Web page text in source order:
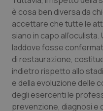
Tumore ovarico
Tumori del
Tumori
Ulcera & Reflusso
Vaccini
è cosa ben diversa da
accettare che tutte le
siano in capo
laddove fosse
di restaurazione,
indietro rispetto allo
e della evoluzione delle
degli esercenti le
prevenzione, diagnosi e